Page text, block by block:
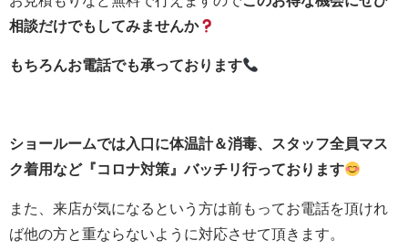
相談だけでもしてみませんか
もちろんお電話でも承っております
ショールームでは入口に体温計＆消毒、スタッフ全員マス
ク着用など『コロナ対策』バッチリ行っております
また、来店が気になるという方は前もってお電話を頂けれ
ば他の方と重ならないように対応させて頂きます。